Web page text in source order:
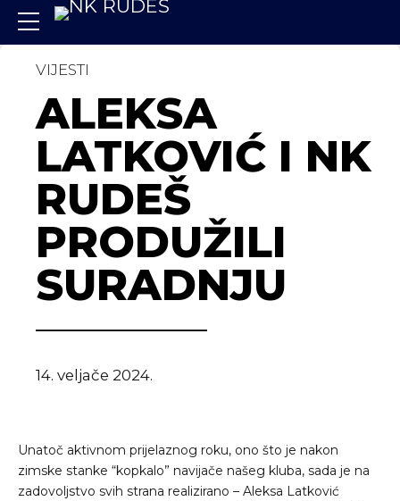
VIJESTI
ALEKSA
LATKOVIĆ I NK
RUDEŠ
PRODUŽILI
SURADNJU
14. veljače 2024.
Unatoč aktivnom prijelaznog roku, ono što je nakon
zimske stanke “kopkalo” navijače našeg kluba, sada je na
zadovoljstvo svih strana realizirano – Aleksa Latković